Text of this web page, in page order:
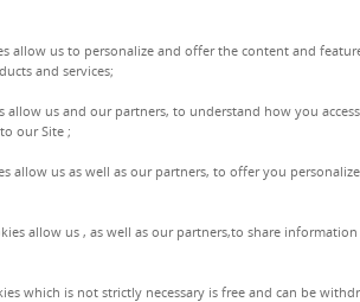
NUESTRA
allow us to personalize and offer the content and
and services;
allow us and our partners, to understand how you
our Site ;
allow us as well as our partners, to offer you
allow us , as well as our partners,to share
which is not strictly necessary is free and can be